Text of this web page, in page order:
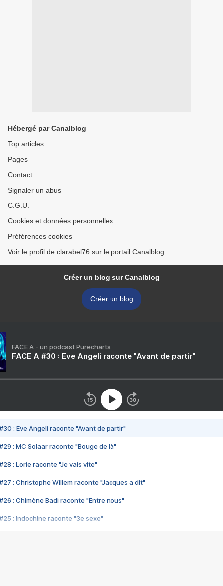
Hébergé par Canalblog
Top articles
Pages
Contact
Signaler un abus
C.G.U.
Cookies et données personnelles
Préférences cookies
Voir le profil de clarabel76 sur le portail Canalblog
Créer un blog sur Canalblog
Créer un blog
FACE A - un podcast Purecharts
FACE A #30 : Eve Angeli raconte "Avant de partir"
#30 : Eve Angeli raconte "Avant de partir"
#29 : MC Solaar raconte "Bouge de là"
#28 : Lorie raconte "Je vais vite"
#27 : Christophe Willem raconte "Jacques a dit"
#26 : Chimène Badi raconte "Entre nous"
#25 : Indochine raconte "3e sexe"